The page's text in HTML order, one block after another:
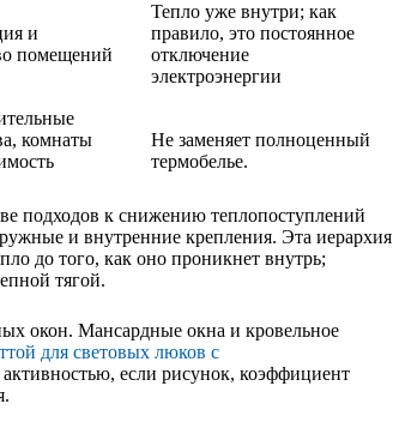
и
помещений
Тепло уже внутри; как
правило, это постоянное
отключение
электроэнергии
комнаты
Не заменяет полноценный
термобелье.
подходов к снижению теплопоступлений
и внутренние крепления. Эта иерархия
до того, как оно проникнет внутрь;
тягой.
окон. Мансардные окна и кровельное
для световых люков с
если рисунок, коэффициент